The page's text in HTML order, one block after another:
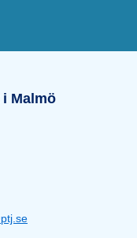
Malmö